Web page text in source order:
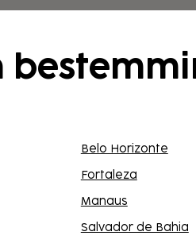
Belo Horizonte
Fortaleza
Manaus
Salvador de Bahia